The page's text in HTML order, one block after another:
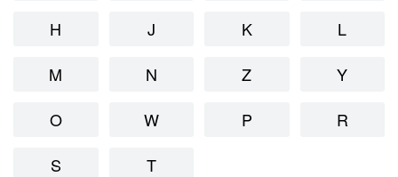
H
J K
L
M
N Z
Y
O
W P
R
S
T